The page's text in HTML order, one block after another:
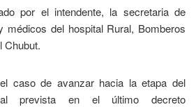
por el intendente, la secretaria de
médicos del hospital Rural, Bomberos
Chubut.
caso de avanzar hacia la etapa del
prevista en el último decreto